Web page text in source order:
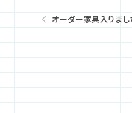
オーダー家具入りまし